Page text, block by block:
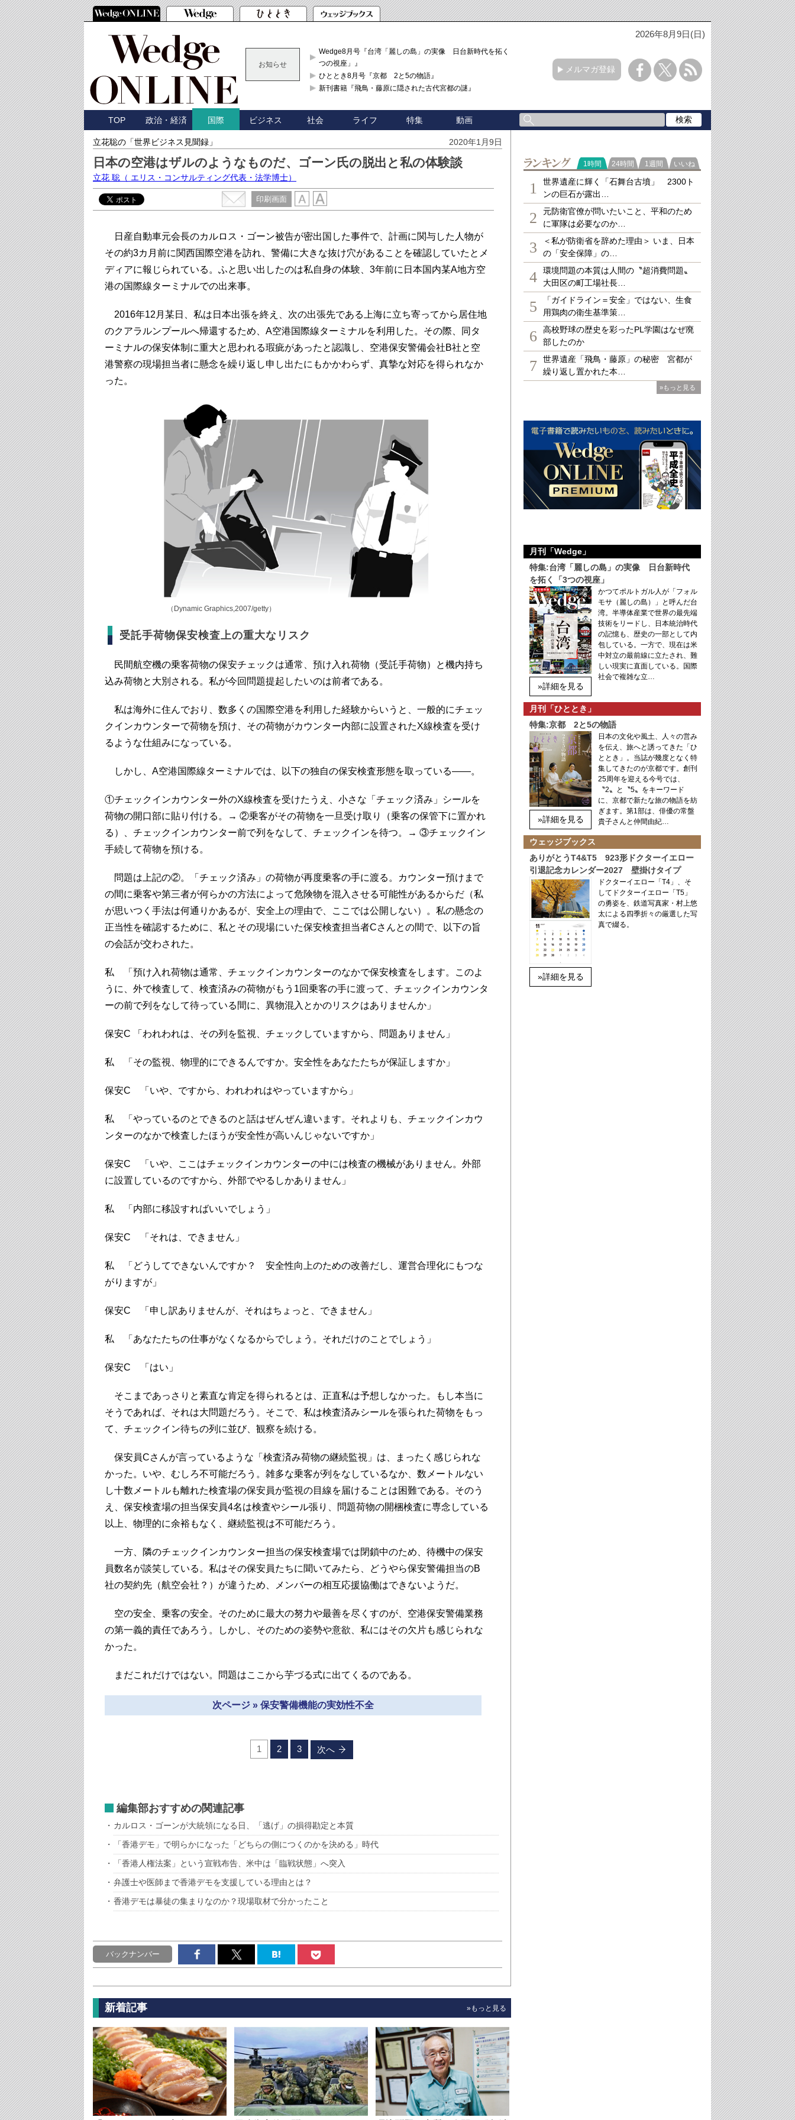
2026年8月9日(日)
お知らせ
Wedge8月号『台湾「麗しの島」の実像 日台新時代を拓く「3
つの視座」』
ひととき8月号『京都 2と5の物語』
新刊書籍『飛鳥・藤原に隠された古代宮都の謎』
メルマガ登録
TOP 政治・経済 国際 ビジネス 社会 ライフ 特集 動画
立花聡の「世界ビジネス見聞録」 2020年1月9日
日本の空港はザルのようなものだ、ゴーン氏の脱出と私の体験談
立花 聡 （ エリス・コンサルティング代表・法学博士）
印刷画面
日産自動車元会長のカルロス・ゴーン被告が密出国した事件で、計画に関与した人物が
その約3カ月前に関西国際空港を訪れ、警備に大きな抜け穴があることを確認していたとメ
ディアに報じられている。ふと思い出したのは私自身の体験、3年前に日本国内某A地方空
港の国際線ターミナルでの出来事。
2016年12月某日、私は日本出張を終え、次の出張先である上海に立ち寄ってから居住地
のクアラルンプールへ帰還するため、A空港国際線ターミナルを利用した。その際、同タ
ーミナルの保安体制に重大と思われる瑕疵があったと認識し、空港保安警備会社B社と空
港警察の現場担当者に懸念を繰り返し申し出たにもかかわらず、真摯な対応を得られなか
った。
（Dynamic Graphics,2007/getty）
受託手荷物保安検査上の重大なリスク
民間航空機の乗客荷物の保安チェックは通常、預け入れ荷物（受託手荷物）と機内持ち
込み荷物と大別される。私が今回問題提起したいのは前者である。
私は海外に住んでおり、数多くの国際空港を利用した経験からいうと、一般的にチェッ
クインカウンターで荷物を預け、その荷物がカウンター内部に設置されたX線検査を受け
るような仕組みになっている。
しかし、A空港国際線ターミナルでは、以下の独自の保安検査形態を取っている――。
①チェックインカウンター外のX線検査を受けたうえ、小さな「チェック済み」シールを
荷物の開口部に貼り付ける。→ ②乗客がその荷物を一旦受け取り（乗客の保管下に置かれ
る）、チェックインカウンター前で列をなして、チェックインを待つ。→ ③チェックイン
手続して荷物を預ける。
問題は上記の②。「チェック済み」の荷物が再度乗客の手に渡る。カウンター預けまで
の間に乗客や第三者が何らかの方法によって危険物を混入させる可能性があるからだ（私
が思いつく手法は何通りかあるが、安全上の理由で、ここでは公開しない）。私の懸念の
正当性を確認するために、私とその現場にいた保安検査担当者Cさんとの間で、以下の旨
の会話が交わされた。
私 「預け入れ荷物は通常、チェックインカウンターのなかで保安検査をします。このよ
うに、外で検査して、検査済みの荷物がもう1回乗客の手に渡って、チェックインカウンタ
ーの前で列をなして待っている間に、異物混入とかのリスクはありませんか」
保安C 「われわれは、その列を監視、チェックしていますから、問題ありません」
私 「その監視、物理的にできるんですか。安全性をあなたたちが保証しますか」
保安C 「いや、ですから、われわれはやっていますから」
私 「やっているのとできるのと話はぜんぜん違います。それよりも、チェックインカウ
ンターのなかで検査したほうが安全性が高いんじゃないですか」
保安C 「いや、ここはチェックインカウンターの中には検査の機械がありません。外部
に設置しているのですから、外部でやるしかありません」
私 「内部に移設すればいいでしょう」
保安C 「それは、できません」
私 「どうしてできないんですか？ 安全性向上のための改善だし、運営合理化にもつな
がりますが」
保安C 「申し訳ありませんが、それはちょっと、できません」
私 「あなたたちの仕事がなくなるからでしょう。それだけのことでしょう」
保安C 「はい」
そこまであっさりと素直な肯定を得られるとは、正直私は予想しなかった。もし本当に
そうであれば、それは大問題だろう。そこで、私は検査済みシールを張られた荷物をもっ
て、チェックイン待ちの列に並び、観察を続ける。
保安員Cさんが言っているような「検査済み荷物の継続監視」は、まったく感じられな
かった。いや、むしろ不可能だろう。雑多な乗客が列をなしているなか、数メートルない
し十数メートルも離れた検査場の保安員が監視の目線を届けることは困難である。そのう
え、保安検査場の担当保安員4名は検査やシール張り、問題荷物の開梱検査に専念している
以上、物理的に余裕もなく、継続監視は不可能だろう。
一方、隣のチェックインカウンター担当の保安検査場では閉鎖中のため、待機中の保安
員数名が談笑している。私はその保安員たちに聞いてみたら、どうやら保安警備担当のB
社の契約先（航空会社？）が違うため、メンバーの相互応援協働はできないようだ。
空の安全、乗客の安全。そのために最大の努力や最善を尽くすのが、空港保安警備業務
の第一義的責任であろう。しかし、そのための姿勢や意欲、私にはその欠片も感じられな
かった。
まだこれだけではない。問題はここから芋づる式に出てくるのである。
次ページ » 保安警備機能の実効性不全
1 2 3 次へ
編集部おすすめの関連記事
カルロス・ゴーンが大統領になる日、「逃げ」の損得勘定と本質
「香港デモ」で明らかになった「どちらの側につくのかを決める」時代
「香港人権法案」という宣戦布告、米中は「臨戦状態」へ突入
弁護士や医師まで香港デモを支援している理由とは？
香港デモは暴徒の集まりなのか？現場取材で分かったこと
バックナンバー
新着記事 »もっと見る
ランキング
1時間 24時間 1週間 いいね
1
世界遺産に輝く「石舞台古墳」 2300ト
ンの巨石が露出…
2
元防衛官僚が問いたいこと、平和のため
に軍隊は必要なのか…
3
＜私が防衛省を辞めた理由＞ いま、日本
の「安全保障」の…
4
環境問題の本質は人間の〝超消費問題〟
大田区の町工場社長…
5
「ガイドライン＝安全」ではない、生食
用鶏肉の衛生基準策…
6
高校野球の歴史を彩ったPL学園はなぜ廃
部したのか
7
世界遺産「飛鳥・藤原」の秘密 宮都が
繰り返し置かれた本…
»もっと見る
月刊「Wedge」
特集:台湾「麗しの島」の実像 日台新時代
を拓く「3つの視座」
»詳細を見る
かつてポルトガル人が「フォル
モサ（麗しの島）」と呼んだ台
湾。半導体産業で世界の最先端
技術をリードし、日本統治時代
の記憶も、歴史の一部として内
包している。一方で、現在は米
中対立の最前線に立たされ、難
しい現実に直面している。国際
社会で複雑な立…
月刊「ひととき」
特集:京都 2と5の物語
»詳細を見る
日本の文化や風土、人々の営み
を伝え、旅へと誘ってきた「ひ
ととき」。当誌が幾度となく特
集してきたのが京都です。創刊
25周年を迎える今号では、
〝2〟と〝5〟をキーワード
に、京都で新たな旅の物語を紡
ぎます。第1部は、俳優の常盤
貴子さんと仲間由紀…
ウェッジブックス
ありがとうT4&T5 923形ドクターイエロー
引退記念カレンダー2027 壁掛けタイプ
»詳細を見る
ドクターイエロー「T4」、そ
してドクターイエロー「T5」
の勇姿を、鉄道写真家・村上悠
太による四季折々の厳選した写
真で綴る。